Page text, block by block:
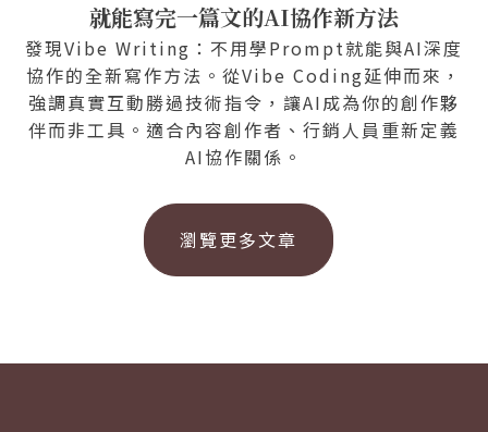
就能寫完一篇文的AI協作新方法
發現Vibe Writing：不用學Prompt就能與AI深度
協作的全新寫作方法。從Vibe Coding延伸而來，
強調真實互動勝過技術指令，讓AI成為你的創作夥
伴而非工具。適合內容創作者、行銷人員重新定義
AI協作關係。
瀏覽更多文章